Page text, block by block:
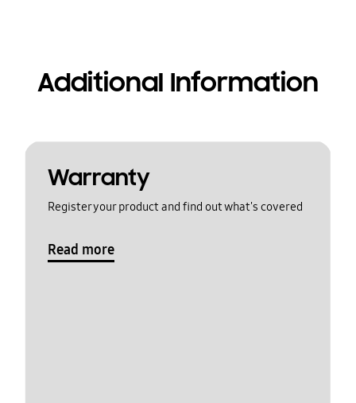
Additional Information
Warranty
Register your product and find out what's covered
Read more